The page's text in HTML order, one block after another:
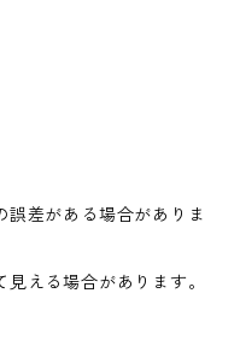
差がある場合がありま
える場合があります。